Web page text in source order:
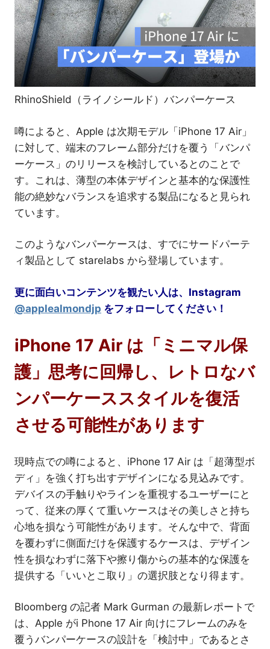
介
RhinoShield（ライノシールド）バンパーケース
噂によると、Apple は次期モデル「iPhone 17 Air」
に対して、端末のフレーム部分だけを覆う「バンパ
ーケース」のリリースを検討しているとのことで
す。これは、薄型の本体デザインと基本的な保護性
能の絶妙なバランスを追求する製品になると見られ
ています。
このようなバンパーケースは、すでにサードパーテ
ィ製品として starelabs から登場しています。
更に面白いコンテンツを観たい人は、Instagram
@applealmondjp をフォローしてください！
iPhone 17 Air は「ミニマル保
護」思考に回帰し、レトロなバ
ンパーケーススタイルを復活
させる可能性があります
現時点での噂によると、iPhone 17 Air は「超薄型ボ
ディ」を強く打ち出すデザインになる見込みです。
デバイスの手触りやラインを重視するユーザーにと
って、従来の厚くて重いケースはその美しさと持ち
心地を損なう可能性があります。そんな中で、背面
を覆わずに側面だけを保護するケースは、デザイン
性を損なわずに落下や擦り傷からの基本的な保護を
提供する「いいとこ取り」の選択肢となり得ます。
Bloomberg の記者 Mark Gurman の最新レポートで
は、Apple がi Phone 17 Air 向けにフレームのみを
覆うバンパーケースの設計を「検討中」であるとさ